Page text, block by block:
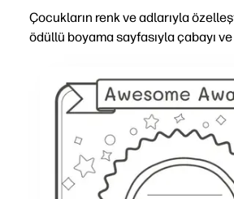
Çocukların renk ve adlarıyla
ödüllü boyama sayfasıyla çabayı ve
Saniyeler içinde hazır -
Motivasyonu artırır - çocuklar
Esnek kullanım - sınıf
Düşük mürekkepli, tek sayfa -